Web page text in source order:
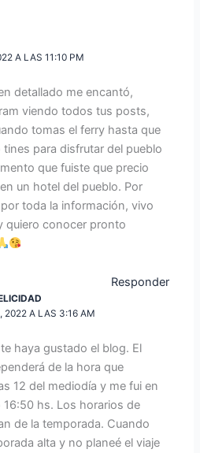
A LAS 11:10 PM
detallado me encantó,
viendo todos tus posts,
tomas el ferry hasta que
para disfrutar del pueblo
que fuiste que precio
un hotel del pueblo. Por
toda la información, vivo
quiero conocer pronto
Responder
2022 A LAS 3:16 AM
haya gustado el blog. El
de la hora que
12 del mediodía y me fui en
16:50 hs. Los horarios de
de la temporada. Cuando
alta y no planeé el viaje